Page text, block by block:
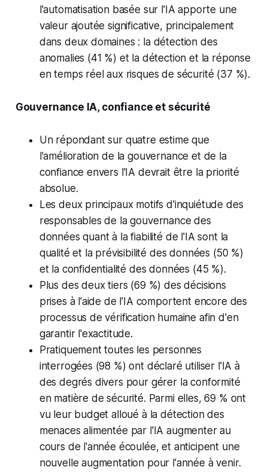
l'automatisation basée sur l'IA apporte une
valeur ajoutée significative, principalement
dans deux domaines : la détection des
anomalies (41 %) et la détection et la réponse
en temps réel aux risques de sécurité (37 %).
Gouvernance IA, confiance et sécurité
Un répondant sur quatre estime que
l'amélioration de la gouvernance et de la
confiance envers l'IA devrait être la priorité
absolue.
Les deux principaux motifs d'inquiétude des
responsables de la gouvernance des
données quant à la fiabilité de l'IA sont la
qualité et la prévisibilité des données (50 %)
et la confidentialité des données (45 %).
Plus des deux tiers (69 %) des décisions
prises à l'aide de l'IA comportent encore des
processus de vérification humaine afin d'en
garantir l'exactitude.
Pratiquement toutes les personnes
interrogées (98 %) ont déclaré utiliser l'IA à
des degrés divers pour gérer la conformité
en matière de sécurité. Parmi elles, 69 % ont
vu leur budget alloué à la détection des
menaces alimentée par l'IA augmenter au
cours de l'année écoulée, et anticipent une
nouvelle augmentation pour l'année à venir.